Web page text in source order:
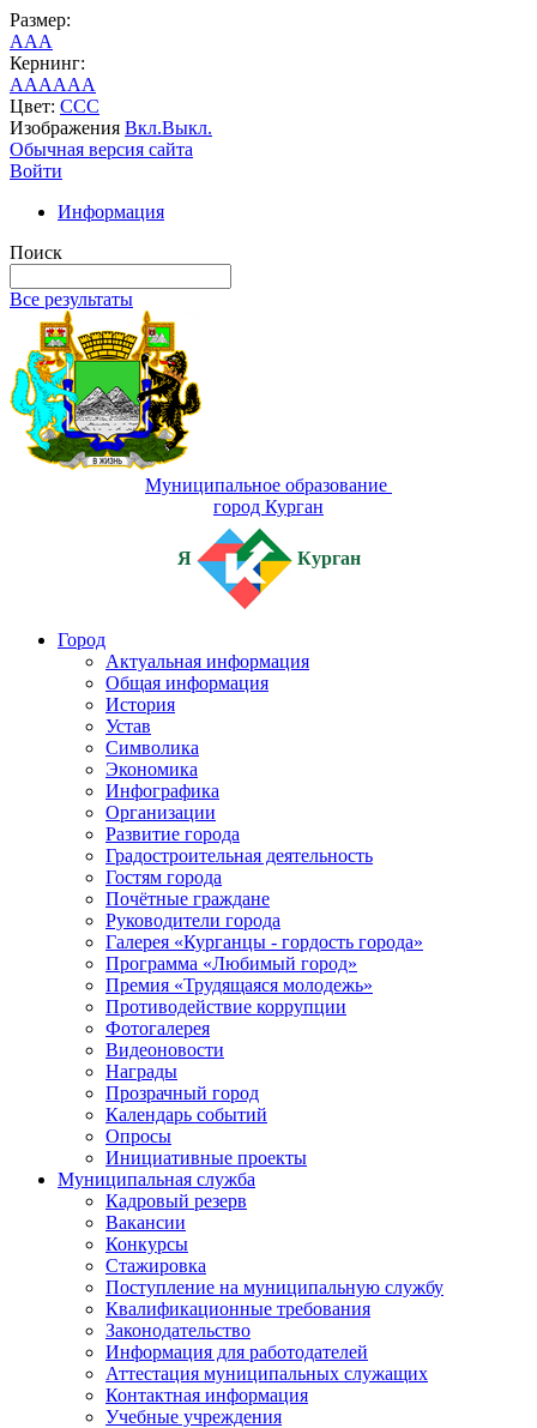
Размер:
AAA
Кернинг:
AAAAAA
Цвет: CCC
Изображения Вкл.Выкл.
Обычная версия сайта
Войти
Информация
Поиск
Все результаты
Муниципальное образование
город Курган
Я Курган
Город
Актуальная информация
Общая информация
История
Устав
Символика
Экономика
Инфографика
Организации
Развитие города
Градостроительная деятельность
Гостям города
Почётные граждане
Руководители города
Галерея «Курганцы - гордость города»
Программа «Любимый город»
Премия «Трудящаяся молодежь»
Противодействие коррупции
Фотогалерея
Видеоновости
Награды
Прозрачный город
Календарь событий
Опросы
Инициативные проекты
Муниципальная служба
Кадровый резерв
Вакансии
Конкурсы
Стажировка
Поступление на муниципальную службу
Квалификационные требования
Законодательство
Информация для работодателей
Аттестация муниципальных служащих
Контактная информация
Учебные учреждения